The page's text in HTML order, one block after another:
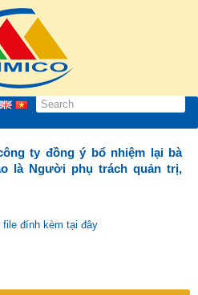
ty đồng ý bổ nhiệm lại bà
là Người phụ trách quản trị,
đính kèm tại đây